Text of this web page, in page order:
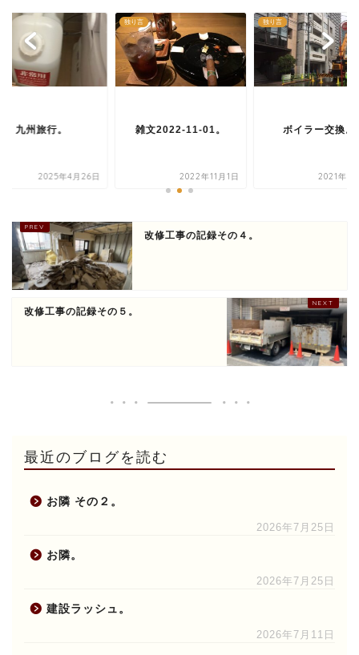
九州旅行。
2025年4月26日
独り言
雑文2022-11-01。
2022年11月1日
独り言
ボイラー交換。
2021年3
改修工事の記録その４。
改修工事の記録その５。
最近のブログを読む
お隣 その２。
2026年7月25日
お隣。
2026年7月25日
建設ラッシュ。
2026年7月11日